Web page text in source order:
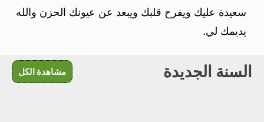
سعيدة عليك ويفرح قلبك ويبعد عن عيونك الحزن والله
يديمك لي.
السنة الجديدة مشاهدة الكل